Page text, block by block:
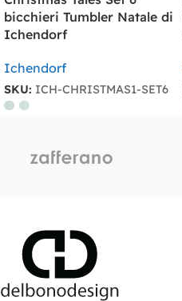
bicchieri Tumbler Natale di
Ichendorf
Ichendorf
SKU: ICH-CHRISTMAS1-SET6